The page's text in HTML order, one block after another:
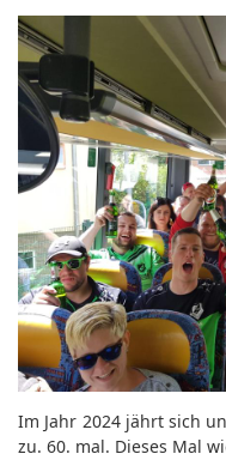
Im Jahr 2024 jährt sich
zu. 60. mal. Dieses Mal